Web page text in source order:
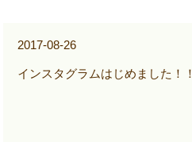
2017-08-26
インスタグラムはじめました！！